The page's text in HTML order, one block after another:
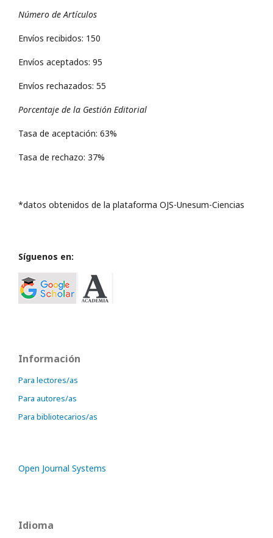
Número de Artículos
Envíos recibidos: 150
Envíos aceptados: 95
Envíos rechazados: 55
Porcentaje de la Gestión Editorial
Tasa de aceptación: 63%
Tasa de rechazo: 37%
*datos obtenidos de la plataforma OJS-Unesum-Ciencias
Síguenos en:
Información
Para lectores/as
Para autores/as
Para bibliotecarios/as
Open Journal Systems
Idioma